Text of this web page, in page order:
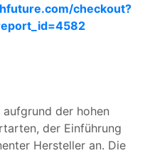
checkout?
der hohen
der Einführung
Hersteller an. Die